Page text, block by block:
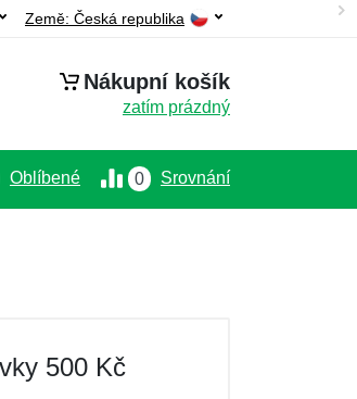
Země: Česká republika
Nákupní košík
zatím prázdný
0 Srovnání
Oblíbené
500 Kč